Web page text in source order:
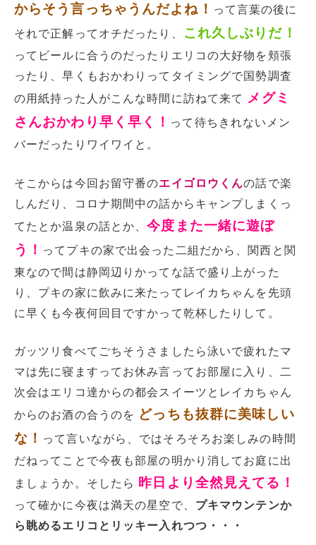
からそう言っちゃうんだよね！ って言葉の後に
それで正解ってオチだったり、
これ久しぶりだ！
ってビールに合うのだったりエリコの大好物を頬張
ったり、早くもおかわりってタイミングで国勢調査
の用紙持った人がこんな時間に訪ねて来て
メグミ
さんおかわり早く早く！ って待ちきれないメン
バーだったりワイワイと。
そこからは今回お留守番のエイゴロウくんの話で楽
しんだり、コロナ期間中の話からキャンプしまくっ
てたとか温泉の話とか、今度また一緒に遊ぼ
う！ ってプキの家で出会った二組だから、関西と関
東なので間は静岡辺りかってな話で盛り上がった
り、プキの家に飲みに来たってレイカちゃんを先頭
に早くも今夜何回目ですかって乾杯したりして。
ガッツリ食べてごちそうさましたら泳いで疲れたマ
マは先に寝ますってお休み言ってお部屋に入り、二
次会はエリコ達からの都会スイーツとレイカちゃん
からのお酒の合うのを どっちも抜群に美味しい
な！ って言いながら、ではそろそろお楽しみの時間
だねってことで今夜も部屋の明かり消してお庭に出
ましょうか。そしたら
昨日より全然見えてる！
って確かに今夜は満天の星空で、 プキマウンテンか
ら眺めるエリコとリッキー入れつつ・・・